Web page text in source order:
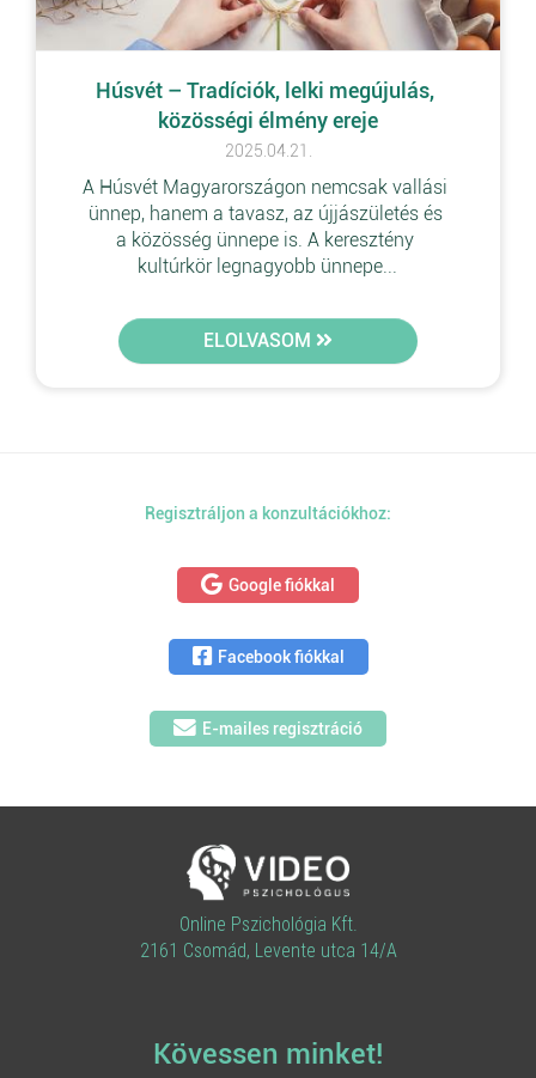
Húsvét – Tradíciók, lelki megújulás,
közösségi élmény ereje
2025.04.21.
A Húsvét Magyarországon nemcsak vallási
ünnep, hanem a tavasz, az újjászületés és
a közösség ünnepe is. A keresztény
kultúrkör legnagyobb ünnepe...
ELOLVASOM
Regisztráljon a konzultációkhoz:
Google fiókkal
Facebook fiókkal
E-mailes regisztráció
Online Pszichológia Kft.
2161 Csomád, Levente utca 14/A
Kövessen minket!